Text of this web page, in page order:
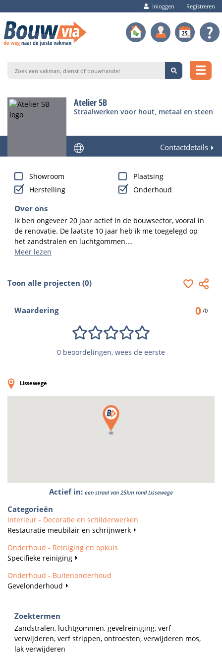
Inloggen Registreren
Atelier 5B
Straalwerken voor hout, metaal en steen
Contactdetails
Showroom
Plaatsing
Herstelling
Onderhoud
Over ons
Ik ben ongeveer 20 jaar actief in de bouwsector, vooral in
de renovatie. De laatste 10 jaar heb ik me toegelegd op
het zandstralen en luchtgommen.
Atelier 5B ligt in het hartje van het pittoreske Lissewege.
Meer lezen
Toon alle projecten (0)
Waardering 0 /0
0 beoordelingen, wees de eerste
Lissewege
Actief in: een straal van 25km rond Lissewege
Categorieën
Interieur - Decoratie en schilderwerken
Restauratie meubilair en schrijnwerk
Onderhoud - Reiniging en opkuis
Specifieke reiniging
Onderhoud - Buitenonderhoud
Gevelonderhoud
Zoektermen
Zandstralen, luchtgommen, gevelreiniging, verf
verwijderen, verf strippen, ontroesten, verwijderen mos,
lak verwijderen